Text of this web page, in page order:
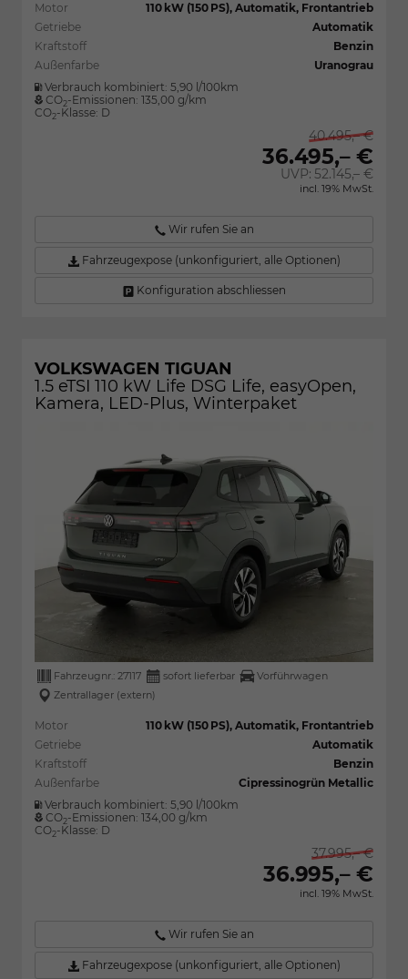
Motor
110 kW (150 PS), Automatik, Frontantrieb
Getriebe
Automatik
Kraftstoff
Benzin
Außenfarbe
Uranograu
Verbrauch kombiniert: 5,90 l/100km
CO2-Emissionen: 135,00 g/km
CO2-Klasse: D
40.495,– €
36.495,– €
UVP:52.145,– €
incl. 19% MwSt.
Wir rufen Sie an
Fahrzeugexpose (unkonfiguriert, alle Optionen)
Konfiguration abschliessen
VOLKSWAGEN TIGUAN
1.5 eTSI 110 kW Life DSG Life, easyOpen,
Kamera, LED-Plus, Winterpaket
Fahrzeugnr.: 27117 sofort lieferbar
Vorführwagen
Zentrallager (extern)
Motor
110 kW (150 PS), Automatik, Frontantrieb
Getriebe
Automatik
Kraftstoff
Benzin
Außenfarbe
Cipressinogrün Metallic
Verbrauch kombiniert: 5,90 l/100km
CO2-Emissionen: 134,00 g/km
CO2-Klasse: D
37.995,– €
36.995,– €
incl. 19% MwSt.
Wir rufen Sie an
Fahrzeugexpose (unkonfiguriert, alle Optionen)